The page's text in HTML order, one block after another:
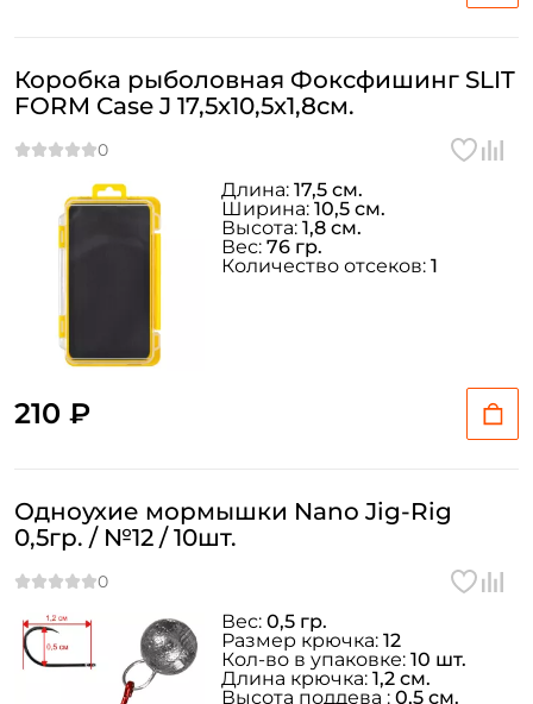
Коробка рыболовная Фоксфишинг SLIT
FORM Case J 17,5x10,5x1,8см.
210 ₽
Длина: 17,5 см.
Ширина: 10,5 см.
Высота: 1,8 см.
Вес: 76 гр.
Количество отсеков: 1
Одноухие мормышки Nano Jig-Rig
0,5гр. / №12 / 10шт.
Вес: 0,5 гр.
Размер крючка: 12
Кол-во в упаковке: 10 шт.
Длина крючка: 1,2 см.
Высота поддева : 0,5 см.